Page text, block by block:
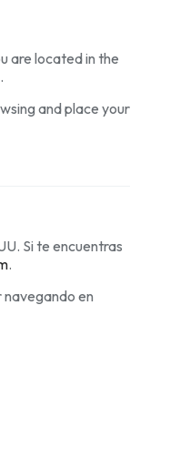
are located in the
.
and place your
Si te encuentras
.
navegando en